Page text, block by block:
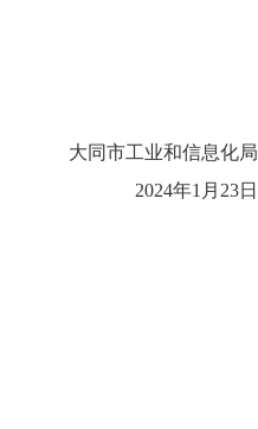
大同市工业和信息化局
2024年1月23日